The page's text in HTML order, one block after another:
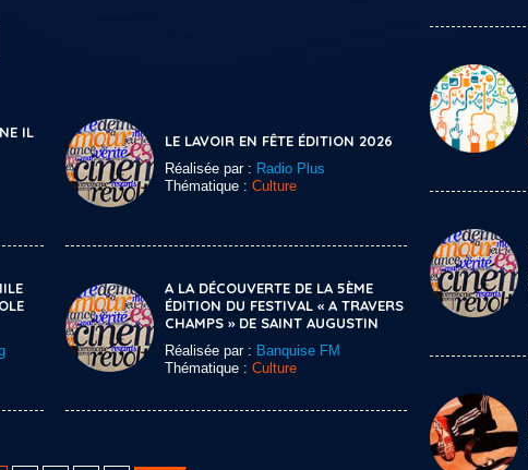
IL
LE LAVOIR EN FÊTE ÉDITION 2026
Réalisée par : Radio Plus
Thématique : Culture
A LA DÉCOUVERTE DE LA 5ÈME
ÉDITION DU FESTIVAL « A TRAVERS
CHAMPS » DE SAINT AUGUSTIN
Réalisée par : Banquise FM
Thématique : Culture